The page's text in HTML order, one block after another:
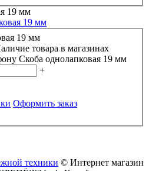
19 мм
товара в магазинах
Скоба однолапковая 19 мм
+
Оформить заказ
© Интернет магазин